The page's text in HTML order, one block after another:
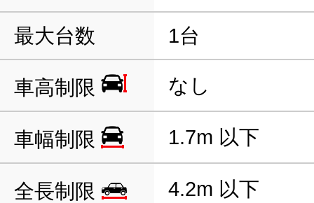
最大台数 1台
車高制限 なし
車幅制限 1.7m 以下
全長制限 4.2m 以下